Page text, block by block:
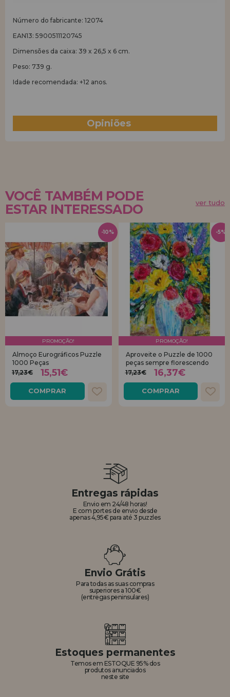
Número do fabricante: 12074
EAN13: 5900511120745
Dimensões da caixa: 39 x 26,5 x 6 cm.
Peso: 739 g.
Idade recomendada: +12 anos.
Opiniões
VOCÊ TAMBÉM PODE
ESTAR INTERESSADO
ver tudo
PROMOÇÃO!
Almoço Eurográficos Puzzle
1000 Peças
17,23€
15,51€
COMPRAR
-10%
PROMOÇÃO!
Aproveite o Puzzle de 1000
peças sempre florescendo
17,23€
16,37€
COMPRAR
-5%
Entregas rápidas
Envio em 24/48 horas!
E com portes de envio desde
apenas 4,95€ para até 3 puzzles
Envio Grátis
Para todas as suas compras
superiores a 100€
(entregas peninsulares)
Estoques permanentes
Temos em ESTOQUE 95% dos
produtos anunciados
neste site